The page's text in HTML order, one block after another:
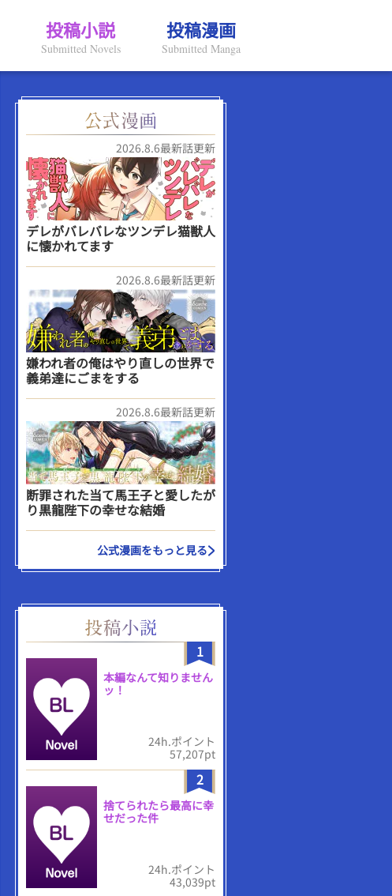
投稿小説
Submitted Novels
投稿漫画
Submitted Manga
2026.8.6最新話更新
デレがバレバレなツンデレ猫獣人
に懐かれてます
2026.8.6最新話更新
嫌われ者の俺はやり直しの世界で
義弟達にごまをする
2026.8.6最新話更新
断罪された当て馬王子と愛したが
り黒龍陛下の幸せな結婚
公式漫画をもっと見る
1
本編なんて知りません
ッ！
24h.ポイント
57,207pt
2
捨てられたら最高に幸
せだった件
24h.ポイント
43,039pt